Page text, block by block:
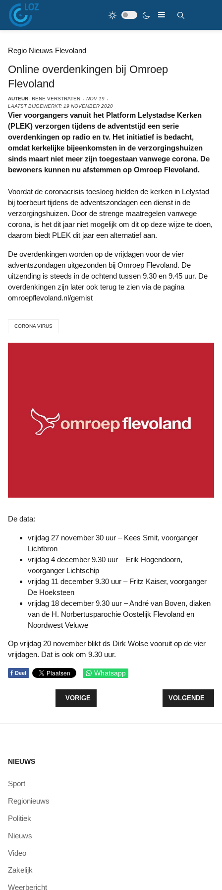
Regio Nieuws Flevoland
Online overdenkingen bij Omroep
Flevoland
AUTEUR: RENE VERSTRATEN
NOV 19
LAATST BIJGEWERKT: 19 NOVEMBER 2020
Vier voorgangers vanuit het Platform Lelystadse Kerken
(PLEK) verzorgen tijdens de adventstijd een serie
overdenkingen op radio en tv. Het initiatief is bedacht,
omdat kerkelijke bijeenkomsten in de verzorgingshuizen
sinds maart niet meer zijn toegestaan vanwege corona. De
bewoners kunnen nu afstemmen op Omroep Flevoland.
Voordat de coronacrisis toesloeg hielden de kerken in Lelystad
bij toerbeurt tijdens de adventszondagen een dienst in de
verzorgingshuizen. Door de strenge maatregelen vanwege
corona, is het dit jaar niet mogelijk om dit op deze wijze te doen,
daarom biedt PLEK dit jaar een alternatief aan.
De overdenkingen worden op de vrijdagen voor de vier
adventszondagen uitgezonden bij Omroep Flevoland. De
uitzending is steeds in de ochtend tussen 9.30 en 9.45 uur. De
overdenkingen zijn later ook terug te zien via de pagina
omroepflevoland.nl/gemist
CORONA VIRUS
De data:
vrijdag 27 november 30 uur – Kees Smit, voorganger
Lichtbron
vrijdag 4 december 9.30 uur – Erik Hogendoorn,
voorganger Lichtschip
vrijdag 11 december 9.30 uur – Fritz Kaiser, voorganger
De Hoeksteen
vrijdag 18 december 9.30 uur – André van Boven, diaken
van de H. Norbertusparochie Oostelijk Flevoland en
Noordwest Veluwe
Op vrijdag 20 november blikt ds Dirk Wolse vooruit op de vier
vrijdagen. Dat is ook om 9.30 uur.
f Deel Whatsapp
VORIG ARTIKEL: JERUSALEMA CHALLENGE IN
VORIGE VOLGENDE
VOLGENDE
NIEUWS
Sport
Regionieuws
Politiek
Nieuws
Video
Zakelijk
Weerbericht